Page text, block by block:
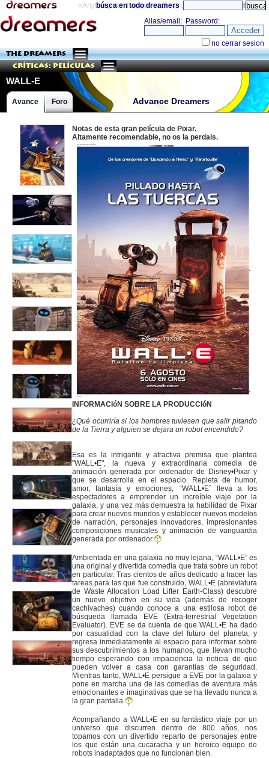
«Anything can happen and it probably will» directorio
búsca en todo dreamers
THE DREAMERS
Críticas: Películas
WALL-E
Advance Dreamers
Avance Foro
Notas de esta gran película de Pixar.
Altamente recomendable, no os la perdais.
INFORMACIóN SOBRE LA PRODUCCIóN
¿Qué ocurriría si los hombres tuviesen que salir pitando
de la Tierra y alguien se dejara un robot encendido?
Esa es la intrigante y atractiva premisa que plantea
"WALL•E", la nueva y extraordinaria comedia de
animación generada por ordenador de Disney•Pixar y
que se desarrolla en el espacio. Repleta de humor,
amor, fantasía y emociones, “WALL•E” lleva a los
espectadores a emprender un increíble viaje por la
galaxia, y una vez más demuestra la habilidad de Pixar
para crear nuevos mundos y establecer nuevos modelos
de narración, personajes innovadores, impresionantes
composiciones musicales y animación de vanguardia
generada por ordenador.
Ambientada en una galaxia no muy lejana, “WALL•E” es
una original y divertida comedia que trata sobre un robot
en particular. Tras cientos de años dedicado a hacer las
tareas para las que fue construido, WALL•E (abreviatura
de Waste Allocation Load Lifter Earth-Class) descubre
un nuevo objetivo en su vida (además de recoger
cachivaches) cuando conoce a una estilosa robot de
búsqueda llamada EVE (Extra-terrestrial Vegetation
Evaluator). EVE se da cuenta de que WALL•E ha dado
por casualidad con la clave del futuro del planeta, y
regresa inmediatamente al espacio para informar sobre
sus descubrimientos a los humanos, que llevan mucho
tiempo esperando con impaciencia la noticia de que
pueden volver a casa con garantías de seguridad.
Mientras tanto, WALL•E persigue a EVE por la galaxia y
pone en marcha una de las comedias de aventura más
emocionantes e imaginativas que se ha llevado nunca a
la gran pantalla.
Acompañando a WALL•E en su fantástico viaje por un
universo que discurren dentro de 800 años, nos
topamos con un divertido reparto de personajes entre
los que están una cucaracha y un heroico equipo de
robots inadaptados que no funcionan bien.